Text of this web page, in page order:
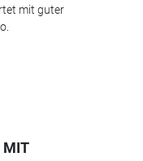
mit guter
MIT